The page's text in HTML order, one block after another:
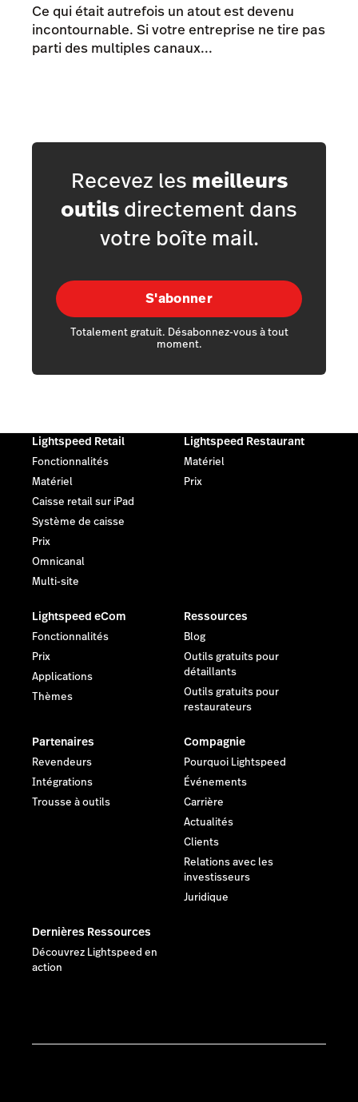
Ce qui était autrefois un atout est devenu
incontournable. Si votre entreprise ne tire pas
parti des multiples canaux...
Recevez les meilleurs
outilsdirectement dans
votre boîte mail.
S'abonner
Totalement gratuit. Désabonnez-vous à tout
moment.
Lightspeed Retail
Fonctionnalités
Matériel
Caisse retail sur iPad
Système de caisse
Prix
Omnicanal
Multi-site
Lightspeed Restaurant
Matériel
Prix
Lightspeed eCom
Fonctionnalités
Prix
Applications
Thèmes
Ressources
Blog
Outils gratuits pour
détaillants
Outils gratuits pour
restaurateurs
Partenaires
Revendeurs
Intégrations
Trousse à outils
Compagnie
Pourquoi Lightspeed
Événements
Carrière
Actualités
Clients
Relations avec les
investisseurs
Juridique
Dernières Ressources
Découvrez Lightspeed en
action